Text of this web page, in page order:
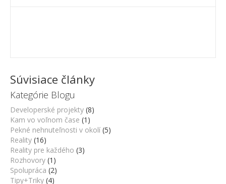
Súvisiace články
Kategórie Blogu
Developerské projekty (8)
Kam vo voľnom čase (1)
Pekné nehnuteľnosti v okolí (5)
Reality (16)
Reality pre každého (3)
Rozhovory (1)
Spolupráca (2)
Tipy+Triky (4)